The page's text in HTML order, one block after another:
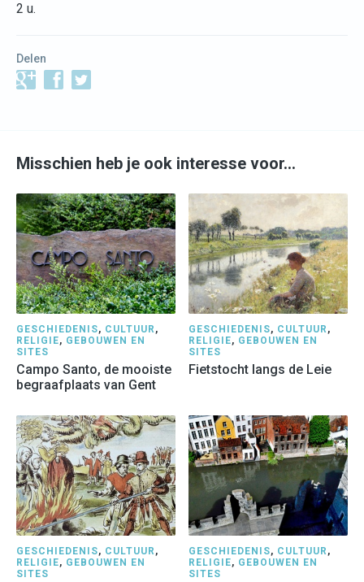
2 u.
Delen
Misschien heb je ook interesse voor…
GESCHIEDENIS, CULTUUR ,
RELIGIE, GEBOUWEN EN
SITES
Campo Santo, de mooiste
begraafplaats van Gent
GESCHIEDENIS, CULTUUR ,
RELIGIE, GEBOUWEN EN
SITES
Fietstocht langs de Leie
GESCHIEDENIS, CULTUUR ,
RELIGIE, GEBOUWEN EN
SITES
GESCHIEDENIS, CULTUUR ,
RELIGIE, GEBOUWEN EN
SITES